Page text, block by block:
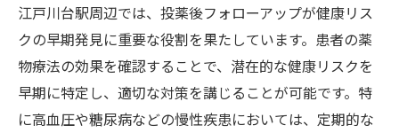
江戸川台駅周辺では、投薬後フォローアップが健康リス
クの早期発見に重要な役割を果たしています。患者の薬
物療法の効果を確認することで、潜在的な健康リスクを
早期に特定し、適切な対策を講じることが可能です。特
に高血圧や糖尿病などの慢性疾患においては、定期的な